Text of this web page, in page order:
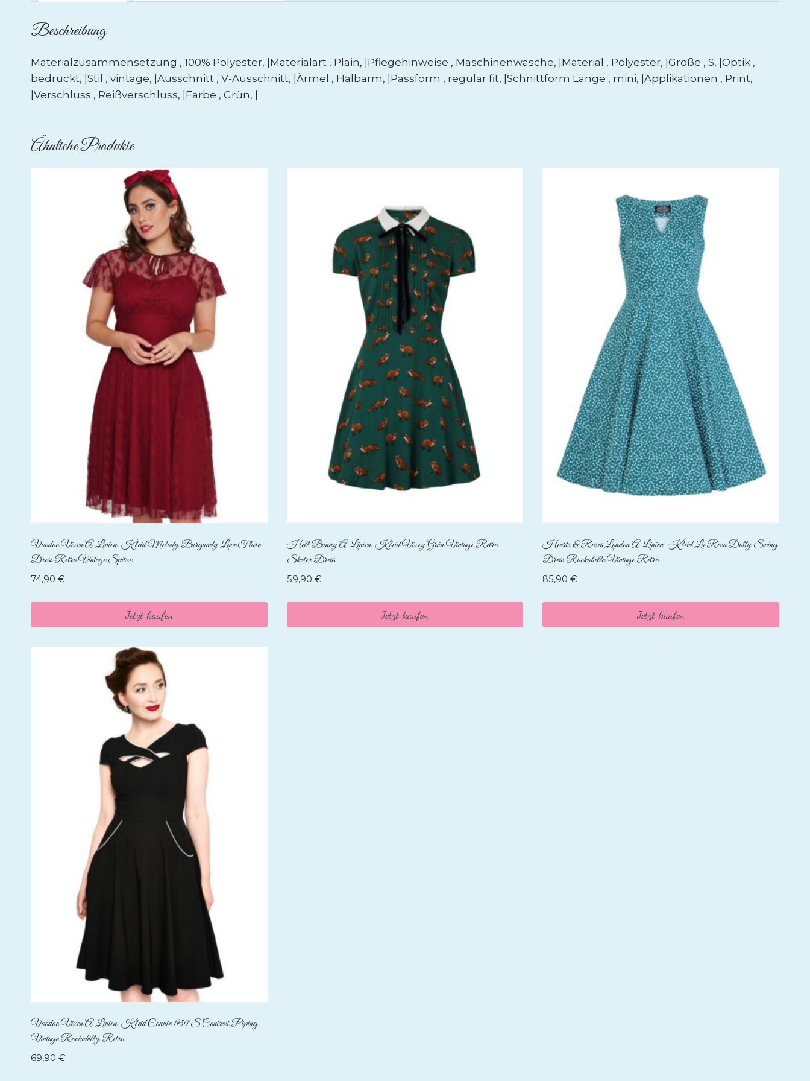
Beschreibung
Materialzusammensetzung , 100% Polyester, |Materialart , Plain, |Pflegehinweise , Maschinenwäsche, |Material , Polyester, |Größe , S, |Optik ,
bedruckt, |Stil , vintage, |Ausschnitt , V-Ausschnitt, |Ärmel , Halbarm, |Passform , regular fit, |Schnittform Länge , mini, |Applikationen , Print,
|Verschluss , Reißverschluss, |Farbe , Grün, |
Ähnliche Produkte
Voodoo Vixen A-Linien-Kleid Melody Burgundy Lace Flare
Dress Retro Vintage Spitze
74,90 €
Jetzt kaufen
Hell Bunny A-Linien-Kleid Vixey Grün Vintage Retro
Skater Dress
59,90 €
Jetzt kaufen
Hearts & Roses London A-Linien-Kleid La Rosa Dotty Swing
Dress Rockabella Vintage Retro
85,90€
Jetzt kaufen
Voodoo Vixen A-Linien-Kleid Connie 1950’s Contrast Piping
Vintage Rockabilly Retro
69,90 €